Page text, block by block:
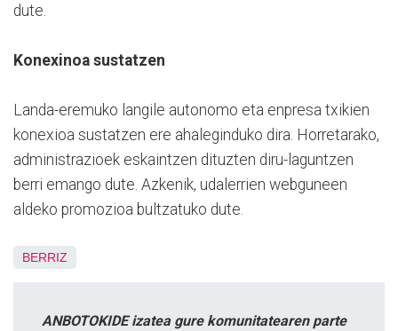
dute.
Konexinoa sustatzen
Landa-eremuko langile autonomo eta enpresa txikien
konexioa sustatzen ere ahaleginduko dira. Horretarako,
administrazioek eskaintzen dituzten diru-laguntzen
berri emango dute. Azkenik, udalerrien webguneen
aldeko promozioa bultzatuko dute.
BERRIZ
ANBOTOKIDE izatea gure komunitatearen parte